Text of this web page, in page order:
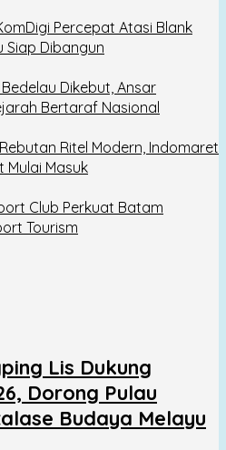
Percepat Atasi Blank
Siap Dibangun
Dikebut, Ansar
Bertaraf Nasional
Ritel Modern, Indomaret
Masuk
Club Perkuat Batam
Tourism
Lis Dukung
Dorong Pulau
Budaya Melayu